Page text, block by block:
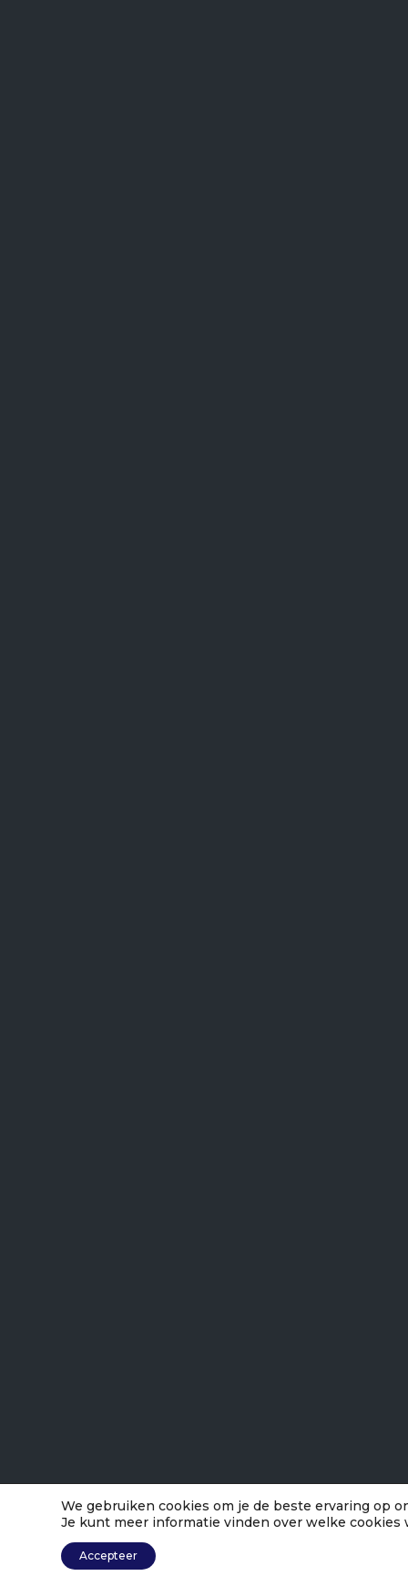
We gebruiken cookies om je de beste ervaring op
Je kunt meer informatie vinden over welke
Accepteer